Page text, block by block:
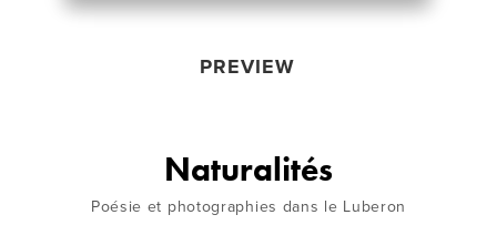
PREVIEW
Naturalités
Poésie et photographies dans le Luberon